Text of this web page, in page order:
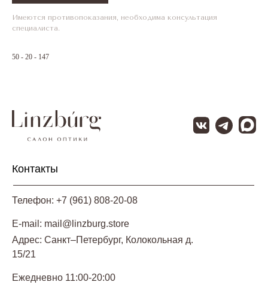
Имеются противопоказания, необходима консультация
специалиста.
50 - 20 - 147
Контакты
Телефон: +7 (961) 808-20-08
E-mail: mail@linzburg.store
Ежедневно 11:00-20:00
Адрес: Санкт–Петербург, Колокольная д.
15/21